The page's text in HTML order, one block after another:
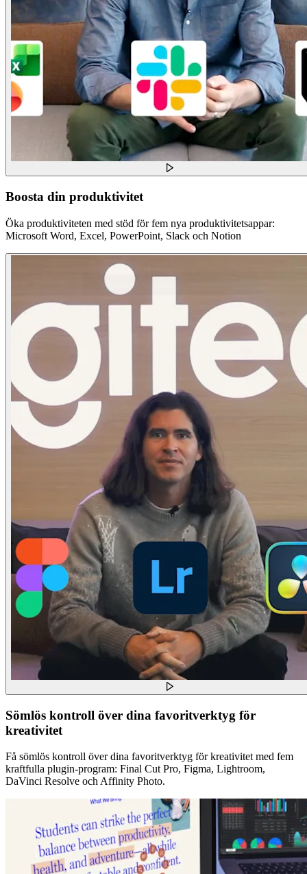
Boosta din produktivitet
Öka produktiviteten med stöd för fem nya produktivitetsappar:
Microsoft Word, Excel, PowerPoint, Slack och Notion
Sömlös kontroll över dina favoritverktyg för
kreativitet
Få sömlös kontroll över dina favoritverktyg för kreativitet med fem
kraftfulla plugin-program: Final Cut Pro, Figma, Lightroom,
DaVinci Resolve och Affinity Photo.